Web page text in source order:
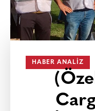
HABER ANALIZ